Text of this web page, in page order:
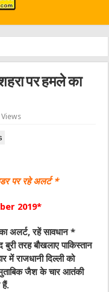
पर हमले का
पर रहे अलर्ट *
2019*
अलर्ट, रहें सावधान *
तरह बौखलाए पाकिस्तान
राजधानी दिल्ली को
मुताबिक जैश के चार आतंकी
हैं.